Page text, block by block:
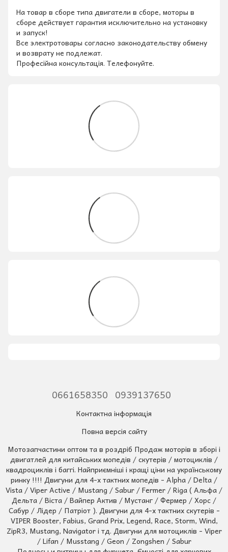
На товар в сборе типа двигатели в сборе, моторы в
сборе действует гарантия исключительно на установку
и запуск!
Все электротовары согласно законодательству обмену
и возврату не подлежат.
Професійна консультація. Телефонуйте.
0661658350 0939137650
Контактна інформація
Повна версія сайту
Мотозапчастини оптом та в роздріб Продаж моторів в зборі і
двигатлей для китайських мопедів / скутерів / мотоциклів /
квадроциклів і баггі. Найприємніші і кращі ціни на українському
ринку !!!! Двигуни для 4-х тактних мопедів - Alpha / Delta /
Vista / Viper Active / Mustang / Sabur / Fermer / Riga ( Альфа /
Дельта / Віста / Вайпер Актив / Мустанг / Фермер / Хорс /
Сабур / Лідер / Патріот ). Двигуни для 4-х тактних скутерів -
VIPER Booster, Fabius, Grand Prix, Legend, Race, Storm, Wind,
ZipR3, Mustang, Navigator і тд. Двигуни для мотоциклів - Viper
/ Lifan / Musstang / Geon / Zongshen / Sabur